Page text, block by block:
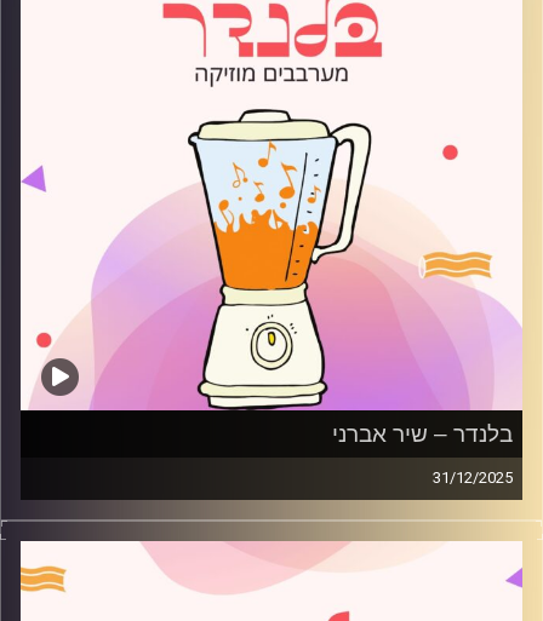
בלנדר – שיר אברני
31/12/2025
מוזיקה רגועה לפתוח איתה את הבוקר בהגשת שיר אברני
קרדיט תמונות:
AudioVersity